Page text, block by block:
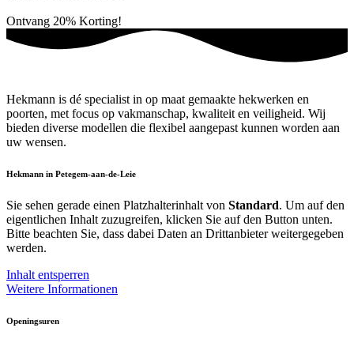
Ontvang 20% Korting!
Hekmann is dé specialist in op maat gemaakte hekwerken en
poorten, met focus op vakmanschap, kwaliteit en veiligheid. Wij
bieden diverse modellen die flexibel aangepast kunnen worden aan
uw wensen.
Hekmann in Petegem-aan-de-Leie
Sie sehen gerade einen Platzhalterinhalt von Standard. Um auf den
eigentlichen Inhalt zuzugreifen, klicken Sie auf den Button unten.
Bitte beachten Sie, dass dabei Daten an Drittanbieter weitergegeben
werden.
Inhalt entsperren
Weitere Informationen
Openingsuren